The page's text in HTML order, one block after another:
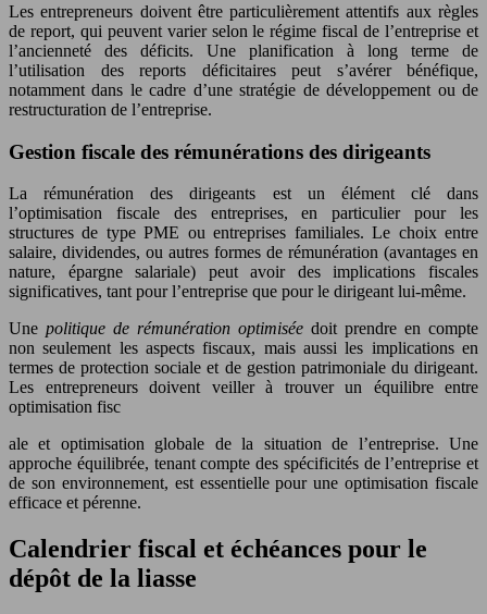
Les entrepreneurs doivent être particulièrement attentifs aux règles
de report, qui peuvent varier selon le régime fiscal de l’entreprise et
l’ancienneté des déficits. Une planification à long terme de
l’utilisation des reports déficitaires peut s’avérer bénéfique,
notamment dans le cadre d’une stratégie de développement ou de
restructuration de l’entreprise.
Gestion fiscale des rémunérations des dirigeants
La rémunération des dirigeants est un élément clé dans
l’optimisation fiscale des entreprises, en particulier pour les
structures de type PME ou entreprises familiales. Le choix entre
salaire, dividendes, ou autres formes de rémunération (avantages en
nature, épargne salariale) peut avoir des implications fiscales
significatives, tant pour l’entreprise que pour le dirigeant lui-même.
Une politique de rémunération optimisée doit prendre en compte
non seulement les aspects fiscaux, mais aussi les implications en
termes de protection sociale et de gestion patrimoniale du dirigeant.
Les entrepreneurs doivent veiller à trouver un équilibre entre
optimisation fisc
ale et optimisation globale de la situation de l’entreprise. Une
approche équilibrée, tenant compte des spécificités de l’entreprise et
de son environnement, est essentielle pour une optimisation fiscale
efficace et pérenne.
Calendrier fiscal et échéances pour le
dépôt de la liasse